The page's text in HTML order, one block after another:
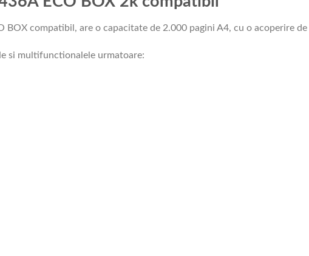
BOX compatibil, are o capacitate de 2.000 pagini A4, cu o acoperire de
si multifunctionalele urmatoare: